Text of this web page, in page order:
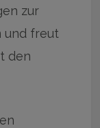
zur
und freut
den